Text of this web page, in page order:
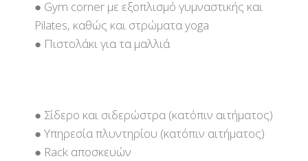
● Gym corner με εξοπλισμό γυμναστικής και
Pilates, καθώς και στρώματα yoga
● Πιστολάκι για τα μαλλιά
● Σίδερο και σιδερώστρα (κατόπιν αιτήματος)
● Υπηρεσία πλυντηρίου (κατόπιν αιτήματος)
● Rack αποσκευών